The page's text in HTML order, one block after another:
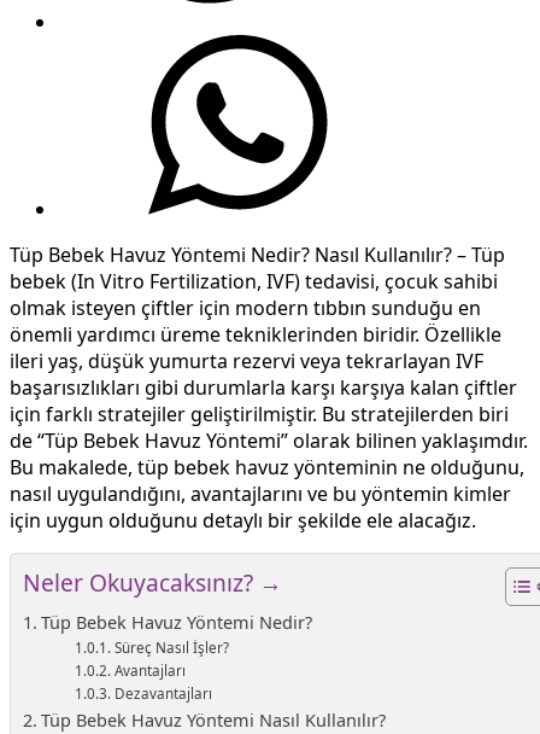
Tüp Bebek Havuz Yöntemi Nedir? Nasıl Kullanılır? – Tüp
bebek (In Vitro Fertilization, IVF) tedavisi, çocuk sahibi
olmak isteyen çiftler için modern tıbbın sunduğu en
önemli yardımcı üreme tekniklerinden biridir. Özellikle
ileri yaş, düşük yumurta rezervi veya tekrarlayan IVF
başarısızlıkları gibi durumlarla karşı karşıya kalan çiftler
için farklı stratejiler geliştirilmiştir. Bu stratejilerden biri
de “Tüp Bebek Havuz Yöntemi” olarak bilinen yaklaşımdır.
Bu makalede, tüp bebek havuz yönteminin ne olduğunu,
nasıl uygulandığını, avantajlarını ve bu yöntemin kimler
için uygun olduğunu detaylı bir şekilde ele alacağız.
Neler Okuyacaksınız? →
Tüp Bebek Havuz Yöntemi Nedir?
Süreç Nasıl İşler?
Avantajları
Dezavantajları
Tüp Bebek Havuz Yöntemi Nasıl Kullanılır?